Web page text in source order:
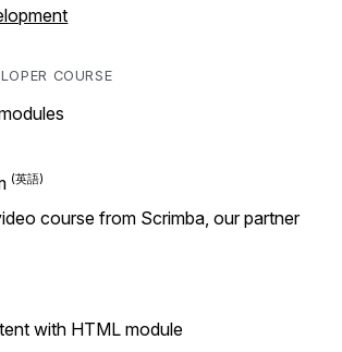
COURSE
course from Scrimba, our partner
with HTML module